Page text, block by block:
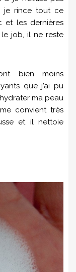
je rince tout ce
et les dernières
job, il ne reste
bien moins
que j’ai pu
ma peau
convient très
et il nettoie